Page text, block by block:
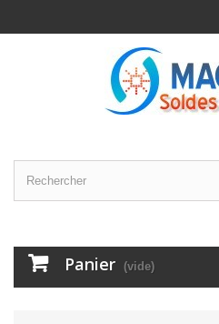
Panier (vide)